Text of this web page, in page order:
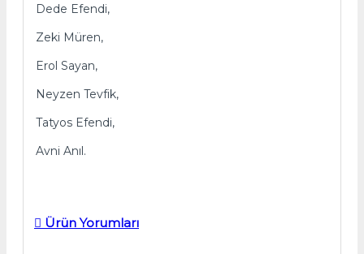
Dede Efendi,
Zeki Müren,
Erol Sayan,
Neyzen Tevfik,
Tatyos Efendi,
Avni Anıl.
Ürün Yorumları